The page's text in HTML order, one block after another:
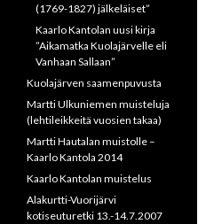
(1769-1827) jälkeläiset”
Kaarlo Kantolan uusi kirja
”Aikamatka Kuolajärvelle eli
Vanhaan Sallaan”
Kuolajärven saamenpuvusta
Martti Ulkuniemen muisteluja
(lehtileikkeitä vuosien takaa)
Martti Hautalan muistolle –
Kaarlo Kantola 2014
Kaarlo Kantolan muistelus
Alakurtti-Vuorijärvi
kotiseuturetki 13.-14.7.2007